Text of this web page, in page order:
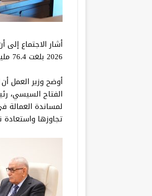
2026 بلغت 76.4 مليون جنيه، جرى صرفها لصالح 12 ألفًا و365 عاملًا داخل 5 منشآت.
أوضح وزير العمل
الفتاح السيسي،
لمساندة العمالة
تجاوزها واستعادة